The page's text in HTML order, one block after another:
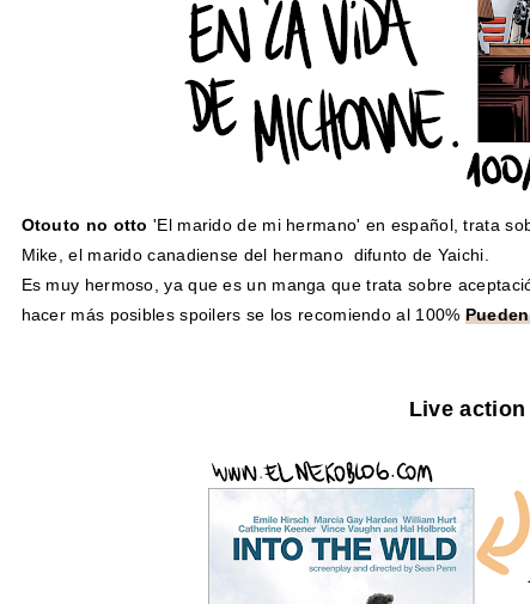
Otouto no otto 'El marido de mi hermano' en español, trata
Mike, el marido canadiense del hermano difunto de Yaichi.
Es muy hermoso, ya que es un manga que trata sobre
hacer más posibles spoilers se los recomiendo al 100%
Live action